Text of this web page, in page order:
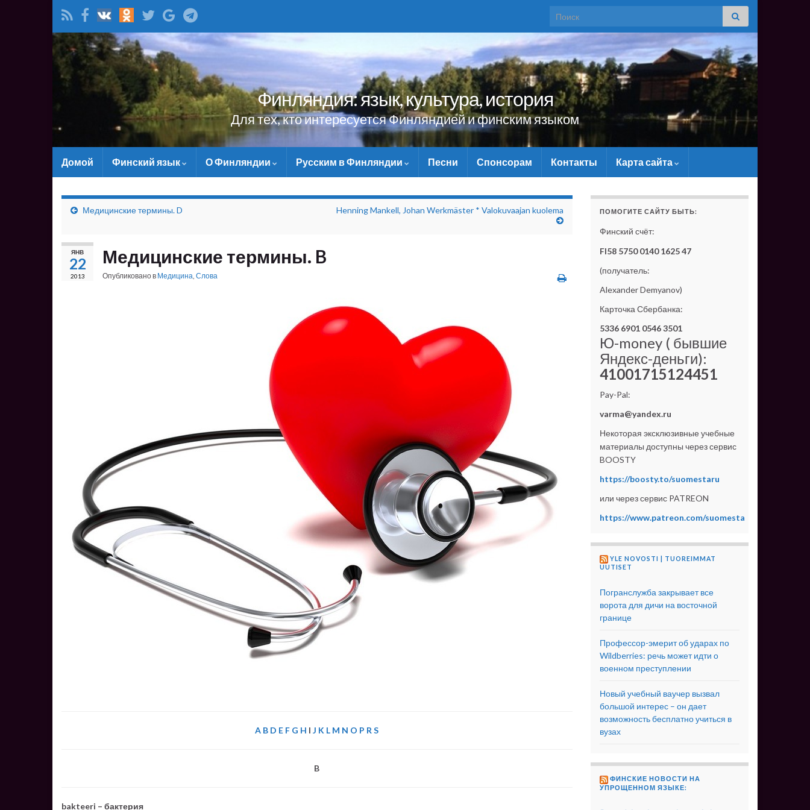
Search for:
Финляндия: язык, культура, история
Для тех, кто интересуется Финляндией и финским языком
Домой Финский язык О Финляндии Русским в Финляндии Песни Спонсорам Контакты Карта сайта
Медицинские термины. D Henning Mankell, Johan Werkmäster * Valokuvaajan kuolema
ЯНВ
22
2013
Медицинские термины. B
Опубликовано в Медицина, Слова
A B D E F G H I J K L M N O P R S
B
bakteeri – бактерия
ПОМОГИТЕ САЙТУ БЫТЬ:
Финский счёт:
FI58 5750 0140 1625 47
(получатель:
Alexander Demyanov)
Карточка Сбербанка:
5336 6901 0546 3501
Ю-money ( бывшие
Яндекс-деньги):
41001715124451
Pay-Pal:
varma@yandex.ru
Некоторая эксклюзивные учебные
материалы доступны через сервис
BOOSTY
https://boosty.to/suomestaru
или через сервис PATREON
https://www.patreon.com/suomesta
YLE NOVOSTI | TUOREIMMAT
UUTISET
Погранслужба закрывает все
ворота для дичи на восточной
границе
Профессор-эмерит об ударах по
Wildberries: речь может идти о
военном преступлении
Новый учебный ваучер вызвал
большой интерес – он дает
возможность бесплатно учиться в
вузах
ФИНСКИЕ НОВОСТИ НА
УПРОЩЕННОМ ЯЗЫКЕ: